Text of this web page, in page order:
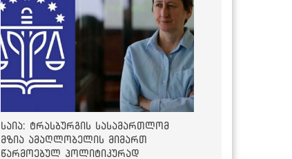
საია: ტრასბურგის სასამართლომ
მზია ამაღლობელის მიმართ
წარმოებულ პოლიტიკურად